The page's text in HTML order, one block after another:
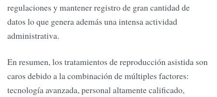
regulaciones y mantener registro de gran cantidad de
datos lo que genera además una intensa actividad
administrativa.
En resumen, los tratamientos de reproducción asistida son
caros debido a la combinación de múltiples factores:
tecnología avanzada, personal altamente calificado,